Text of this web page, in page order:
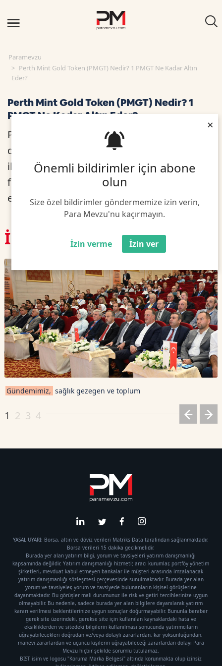
Önemli bildirimler için abone
olun
Size özel bildirimler göndermemize izin verin,
Para Mevzu'nu kaçırmayın.
İzin verme İzin ver
×
Paramevzu
Perth Mint Gold Token (PMGT) Nedir? 1 PMGT Ne Kadar Altın
Eder?
Perth Mint Gold Token (PMGT) Nedir? 1
PMGT Ne Kadar Altın Eder?
PMGT, devlet garantili altın tarafından
desteklenen halka açık bir blok zincirindeki
ilk dijital altın jetonudur. Jeton, 1 ons saf
fiziksel altın GoldPass sertifikalarını temsil
eder.
İlgili Haberler
Gündemimiz, sağlık gezegen ve toplum
1 2 3 4
YASAL UYARI: Borsa, altın ve döviz verileri Matriks Data tarafından sağlanmaktadır.
Borsa verileri 15 dakika gecikmelidir.
Burada yer alan yatırım bilgi, yorum ve tavsiyeleri yatırım danışmanlığı
kapsamında değildir. Yatırım danışmanlığı hizmeti; aracı kurumlar, portföy yönetim
şirketleri, mevduat kabul etmeyen bankalar ile müşteri arasında imzalanacak
yatırım danışmanlığı sözleşmesi çerçevesinde sunulmaktadır. Burada yer alan
yorum ve tavsiyeler, yorum ve tavsiyede bulunanların kişisel görüşlerine
dayanmaktadır. Bu görüşler mali durumunuz ile risk ve getiri tercihlerinize uygun
olmayabilir. Bu nedenle, sadece burada yer alan bilgilere dayanılarak yatırım
kararı verilmesi beklentilerinize uygun sonuçlar doğurmayabilir. Bununla beraber
gerek site üzerindeki, gerekse site için kullanılan kaynaklardaki hata ve
eksikliklerden ve sitedeki bilgilerin kullanılması sonucunda yatırımcıların
uğrayabilecekleri doğrudan ve/veya dolaylı zararlardan, kar yoksunluğundan,
manevi zararlardan ve üçüncü kişilerin uğrayabileceği zararlardan dolayı Para
Mevzu hiçbir şekilde sorumlu tutulamaz.
BIST isim ve logosu "Koruma Marka Belgesi" altında korunmakta olup izinsiz